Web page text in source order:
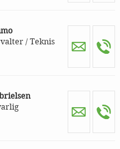
/ Teknis